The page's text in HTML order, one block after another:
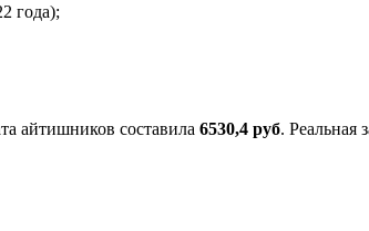
года);
айтишников составила 6530,4 руб. Реальная